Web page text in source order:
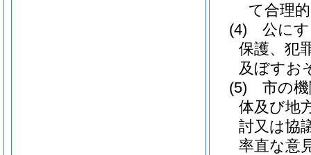
て合理
(4)
公に
保護、犯
及ぼすお
(5)
市の
体及び地
討又は協
率直な意